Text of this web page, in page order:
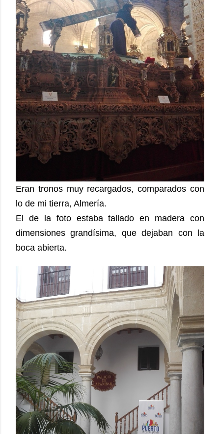
Eran tronos muy recargados, comparados con
lo de mi tierra, Almería.
El de la foto estaba tallado en madera con
dimensiones grandísima, que dejaban con la
boca abierta.